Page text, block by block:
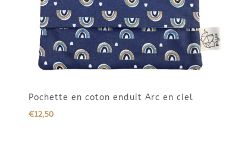
Pochette en coton enduit Arc en ciel
€12,50